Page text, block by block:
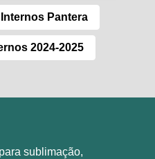
Pantera
2024-2025
sublimação,